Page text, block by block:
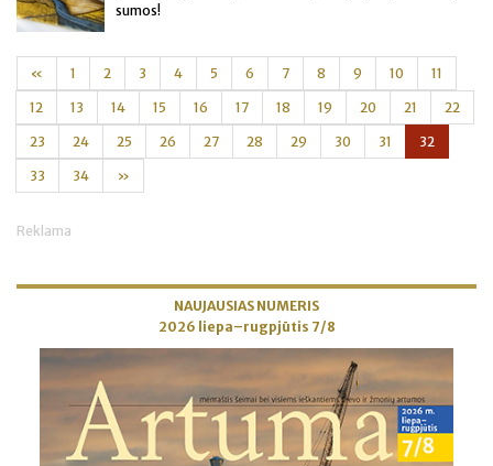
sumos!
« 1 2 3 4 5 6 7 8 9 10 11
12 13 14 15 16 17 18 19 20 21 22
23 24 25 26 27 28 29 30 31 32
33 34 »
Reklama
NAUJAUSIAS NUMERIS
2026 liepa–rugpjūtis 7/8